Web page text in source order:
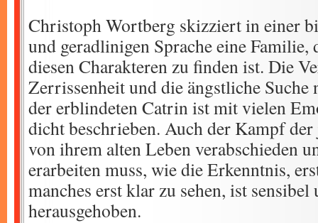
Christoph Wortberg skizziert in einer
und geradlinigen Sprache eine
diesen Charakteren zu finden ist. Die
Zerrissenheit und die ängstliche Suche
der erblindeten Catrin ist mit vielen
dicht beschrieben. Auch der Kampf
von ihrem alten Leben verabschieden
erarbeiten muss, wie die Erkenntnis,
manches erst klar zu sehen, ist
herausgehoben.